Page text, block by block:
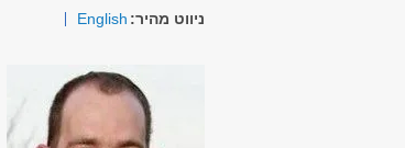
ניווט מהיר: English